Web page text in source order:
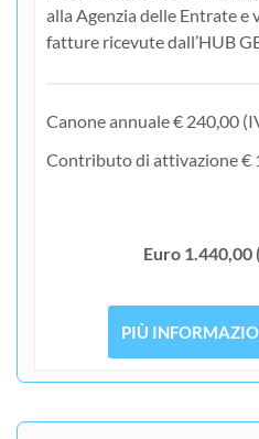
alla Agenzia delle Entrate e
fatture ricevute dall’HUB
Canone annuale € 240,00
Contributo di attivazione €
Euro 1.440,00
PIÙ